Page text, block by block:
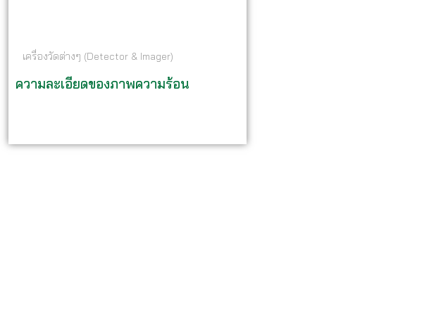
เครื่องวัดต่างๆ (Detector & Imager)
ความละเอียดของภาพความร้อน